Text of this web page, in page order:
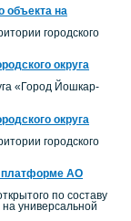
объекта на
городского
округа
«Город Йошкар-
округа
городского
платформе АО
по составу
универсальной